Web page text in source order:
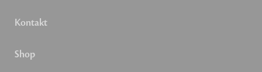
Kontakt
Shop